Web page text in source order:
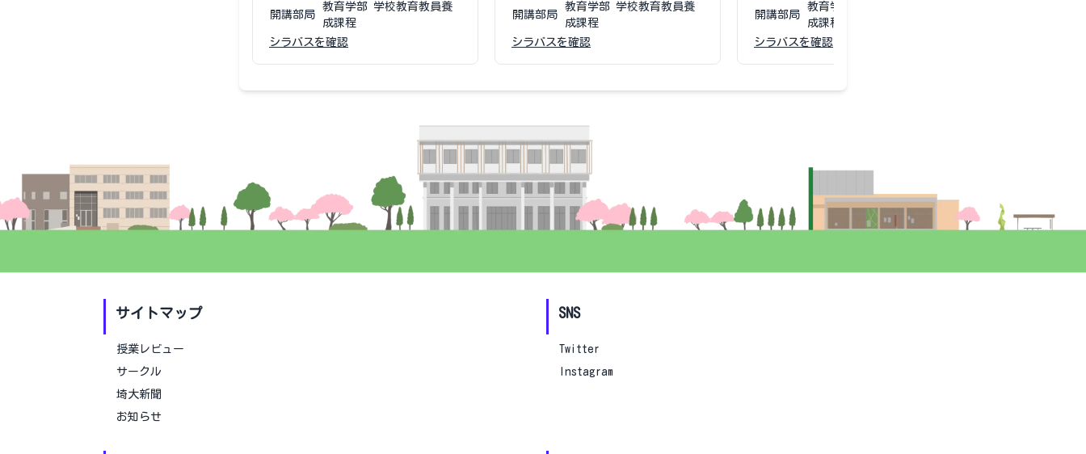
開講部局
教育学部 学校教育教員養
成課程
シラバスを確認
開講部局
教育学部 学校教育教員養
成課程
シラバスを確認
開講部局
教育学部 学校教育教員養
成課程
シラバスを確認
サイトマップ
授業レビュー
サークル
埼大新聞
お知らせ
SNS
Twitter
Instagram